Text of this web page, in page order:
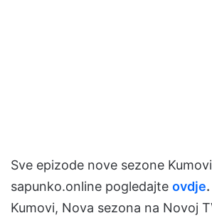
Sve epizode nove sezone
sapunko.online pogledajte ovdje.
Kumovi, Nova sezona na Novoj